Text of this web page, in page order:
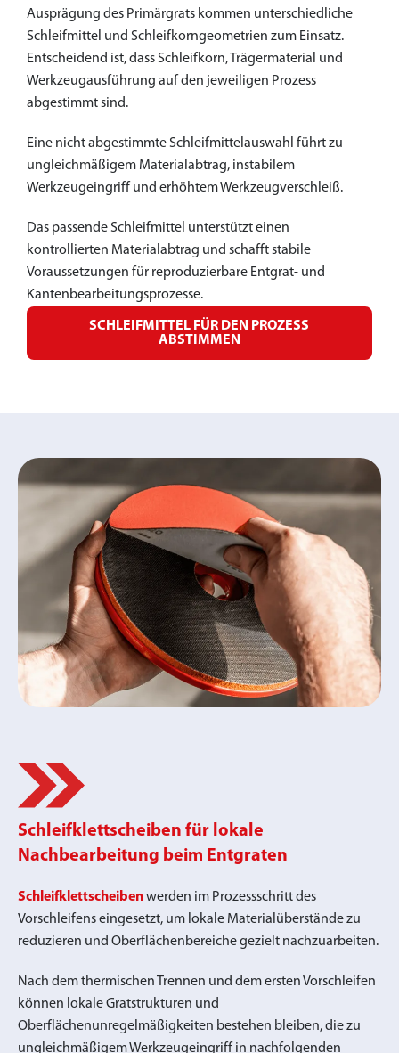
Ausprägung des Primärgrats kommen unterschiedliche
Schleifmittel und Schleifkorngeometrien zum Einsatz.
Entscheidend ist, dass Schleifkorn, Trägermaterial und
Werkzeugausführung auf den jeweiligen Prozess
abgestimmt sind.
Eine nicht abgestimmte Schleifmittelauswahl führt zu
ungleichmäßigem Materialabtrag, instabilem
Werkzeugeingriff und erhöhtem Werkzeugverschleiß.
Das passende Schleifmittel unterstützt einen
kontrollierten Materialabtrag und schafft stabile
Voraussetzungen für reproduzierbare Entgrat- und
Kantenbearbeitungsprozesse.
SCHLEIFMITTEL FÜR DEN PROZESS
ABSTIMMEN
Schleifklettscheiben für lokale
Nachbearbeitung beim Entgraten
Schleifklettscheibenwerden im Prozessschritt des
Vorschleifens eingesetzt, um lokale Materialüberstände zu
reduzieren und Oberflächenbereiche gezielt nachzuarbeiten.
Nach dem thermischen Trennen und dem ersten Vorschleifen
können lokale Gratstrukturen und
Oberflächenunregelmäßigkeiten bestehen bleiben, die zu
ungleichmäßigem Werkzeugeingriff in nachfolgenden